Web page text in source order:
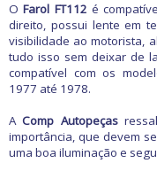
Elétrica
Eletrônicos
Escapamentos
Faróis, Lanternas e
Iluminação.
Freio
Ignição
Injeção
Latarias e Acessórios
OFarol FT112 é
direito, possui lente em
visibilidade ao motorista,
tudo isso sem deixar de
compatível com os
1977 até 1978.
AComp Autopeças
importância, que devem
uma boa iluminação e